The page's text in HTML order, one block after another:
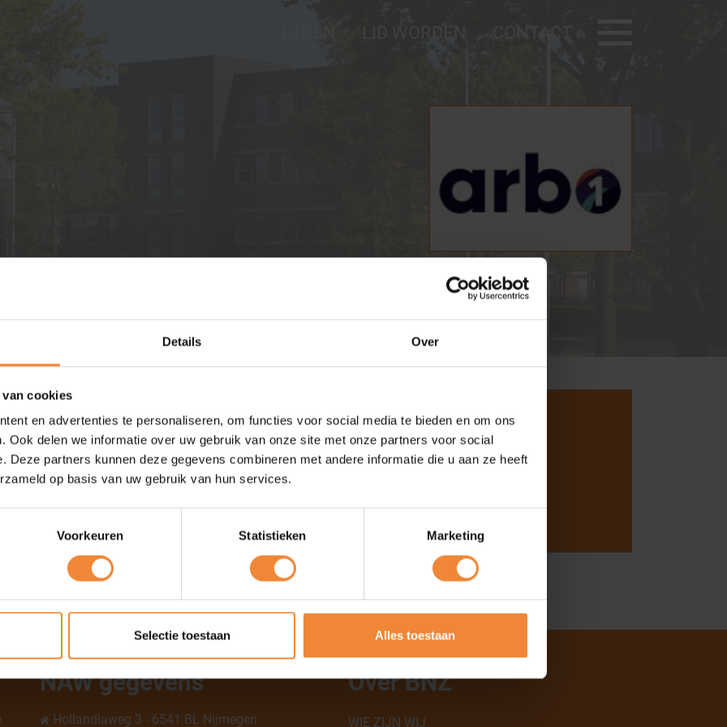
Details Over
cookies
en advertenties te personaliseren, om functies voor social media te bieden en om ons
Ook delen we informatie over uw gebruik van onze site met onze partners voor social
Deze partners kunnen deze gegevens combineren met andere informatie die u aan ze heeft
op basis van uw gebruik van hun services.
Voorkeuren Statistieken Marketing
Selectie toestaan Alles toestaan
met een stevige basis in ervaring. Ons
al verzuimbegeleiding en 24/7
brengt Arbo1 niet alleen een
vakgebied.
sectoren weten wij precies wat er
Onze missie? Voorkomen waar
voor zowel mens als organisatie.
Contact met Arbo1
Kerkenbos 1039
6545 BB Nijmegen
cfranke@arbo1.nl
https://www.arbo1.nl
NAW gegevens
Hollandiaweg 3 - 6541 BL Nijmegen
Over BNZ
WIE ZIJN WIJ
BNZ KVO
Veilig bedrijventerrein
Contact